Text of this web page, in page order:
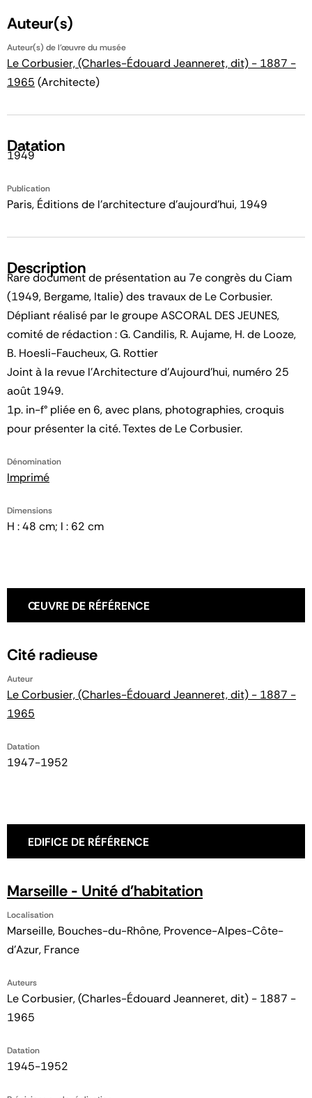
Auteur(s)
Auteur(s) de l'œuvre du musée
Le Corbusier, (Charles-Édouard Jeanneret, dit) - 1887 -
1965 (Architecte)
Datation
1949
Publication
Paris, Éditions de l'architecture d'aujourd'hui, 1949
Description
Rare document de présentation au 7e congrès du Ciam
(1949, Bergame, Italie) des travaux de Le Corbusier.
Dépliant réalisé par le groupe ASCORAL DES JEUNES,
comité de rédaction : G. Candilis, R. Aujame, H. de Looze,
B. Hoesli-Faucheux, G. Rottier
Joint à la revue l'Architecture d'Aujourd'hui, numéro 25
août 1949.
1p. in-f° pliée en 6, avec plans, photographies, croquis
pour présenter la cité. Textes de Le Corbusier.
Dénomination
Imprimé
Dimensions
H : 48 cm; l : 62 cm
ŒUVRE DE RÉFÉRENCE
Cité radieuse
Auteur
Le Corbusier, (Charles-Édouard Jeanneret, dit) - 1887 -
1965
Datation
1947-1952
EDIFICE DE RÉFÉRENCE
Marseille - Unité d'habitation
Localisation
Marseille, Bouches-du-Rhône, Provence-Alpes-Côte-
d'Azur, France
Auteurs
Le Corbusier, (Charles-Édouard Jeanneret, dit) - 1887 -
1965
Datation
1945-1952